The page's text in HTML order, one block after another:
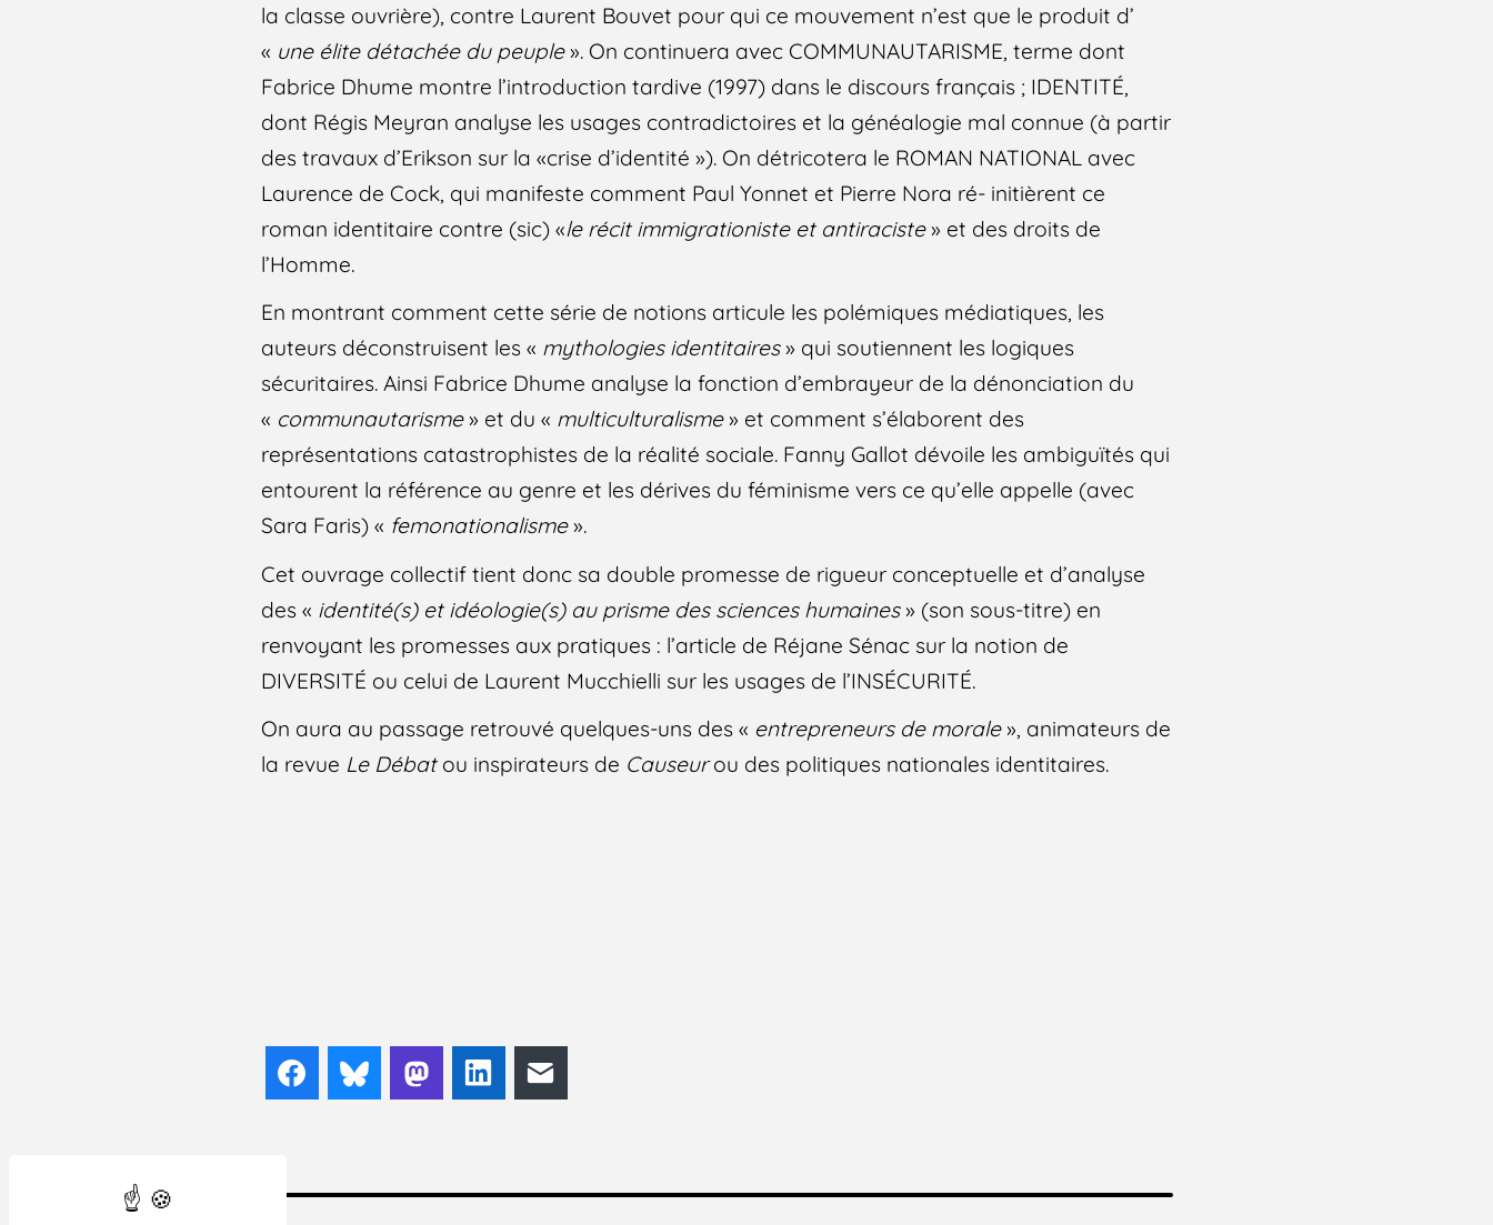
la classe ouvrière), contre Laurent Bouvet pour qui ce mouvement n’est que le produit d’
« une élite détachée du peuple». On continuera avec COMMUNAUTARISME, terme dont
Fabrice Dhume montre l’introduction tardive (1997) dans le discours français ; IDENTITÉ,
dont Régis Meyran analyse les usages contradictoires et la généalogie mal connue (à partir
des travaux d’Erikson sur la «crise d’identité »). On détricotera le ROMAN NATIONAL avec
Laurence de Cock, qui manifeste comment Paul Yonnet et Pierre Nora ré- initièrent ce
roman identitaire contre (sic) «le récit immigrationiste et antiraciste» et des droits de
l’Homme.
En montrant comment cette série de notions articule les polémiques médiatiques, les
auteurs déconstruisent les « mythologies identitaires» qui soutiennent les logiques
sécuritaires. Ainsi Fabrice Dhume analyse la fonction d’embrayeur de la dénonciation du
« communautarisme» et du « multiculturalisme» et comment s’élaborent des
représentations catastrophistes de la réalité sociale. Fanny Gallot dévoile les ambiguïtés qui
entourent la référence au genre et les dérives du féminisme vers ce qu’elle appelle (avec
Sara Faris) « femonationalisme».
Cet ouvrage collectif tient donc sa double promesse de rigueur conceptuelle et d’analyse
des « identité(s) et idéologie(s) au prisme des sciences humaines» (son sous-titre) en
renvoyant les promesses aux pratiques : l’article de Réjane Sénac sur la notion de
DIVERSITÉ ou celui de Laurent Mucchielli sur les usages de l’INSÉCURITÉ.
On aura au passage retrouvé quelques-uns des « entrepreneurs de morale», animateurs de
la revue Le Débatou inspirateurs de Causeurou des politiques nationales identitaires.
FacebookBlueskyMastodonLinkedIn